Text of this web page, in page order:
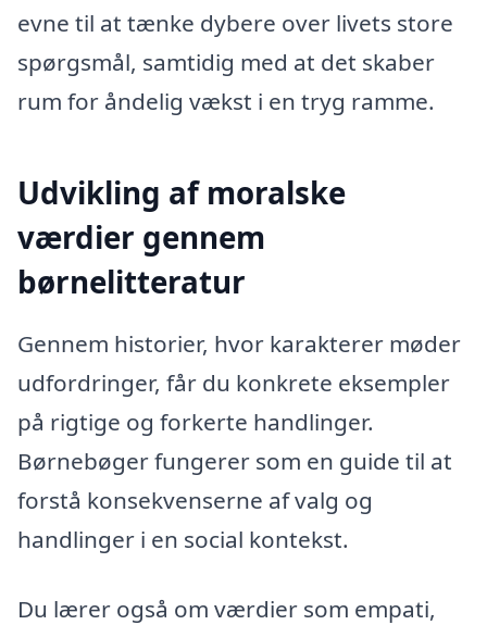
evne til at tænke dybere over livets store
spørgsmål, samtidig med at det skaber
rum for åndelig vækst i en tryg ramme.
Udvikling af moralske
værdier gennem
børnelitteratur
Gennem historier, hvor karakterer møder
udfordringer, får du konkrete eksempler
på rigtige og forkerte handlinger.
Børnebøger fungerer som en guide til at
forstå konsekvenserne af valg og
handlinger i en social kontekst.
Du lærer også om værdier som empati,